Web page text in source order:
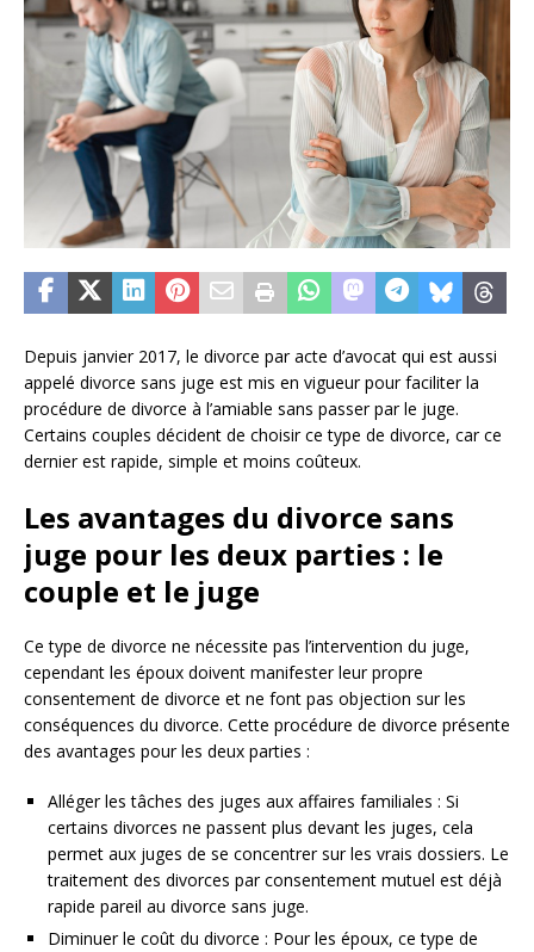
Depuis janvier 2017, le divorce par acte d’avocat qui est aussi
appelé divorce sans juge est mis en vigueur pour faciliter la
procédure de divorce à l’amiable sans passer par le juge.
Certains couples décident de choisir ce type de divorce, car ce
dernier est rapide, simple et moins coûteux.
Les avantages du divorce sans
juge pour les deux parties : le
couple et le juge
Ce type de divorce ne nécessite pas l’intervention du juge,
cependant les époux doivent manifester leur propre
consentement de divorce et ne font pas objection sur les
conséquences du divorce. Cette procédure de divorce présente
des avantages pour les deux parties :
Alléger les tâches des juges aux affaires familiales : Si
certains divorces ne passent plus devant les juges, cela
permet aux juges de se concentrer sur les vrais dossiers. Le
traitement des divorces par consentement mutuel est déjà
rapide pareil au divorce sans juge.
Diminuer le coût du divorce : Pour les époux, ce type de